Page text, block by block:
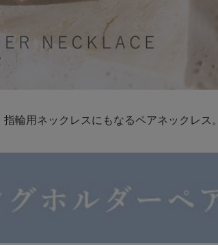
輪用ネックレスにもなるペアネックレス。